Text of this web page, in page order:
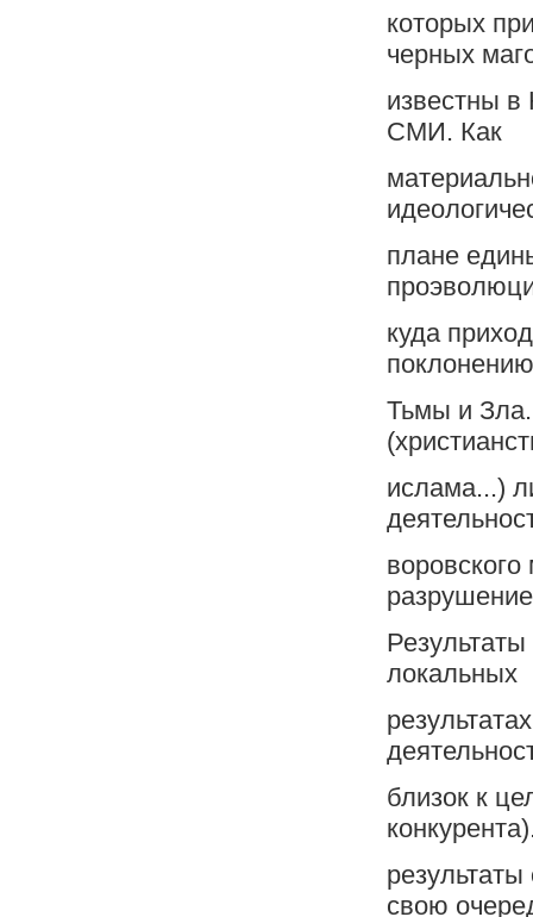
которых
черных
известны в
СМИ. Как
плане
куда
Тьмы и
ислама...)
локальных
близок к
свою